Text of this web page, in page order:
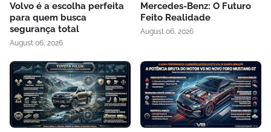
Volvo é a escolha perfeita
para quem busca
segurança total
August 06, 2026
Mercedes-Benz: O Futuro
Feito Realidade
August 06, 2026